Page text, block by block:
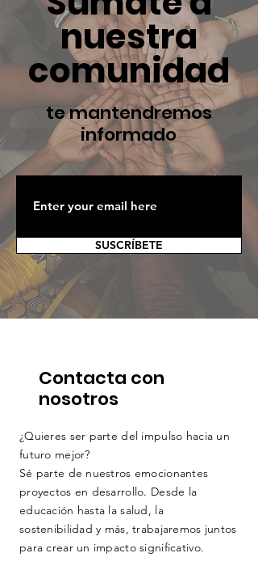
nuestra
comunidad
te mantendremos
informado
SUSCRÍBETE
Contacta con
nosotros
¿Quieres ser parte del impulso hacia un
futuro mejor?
Sé parte de nuestros emocionantes
proyectos en desarrollo. Desde la
educación hasta la salud, la
sostenibilidad y más, trabajaremos juntos
para crear un impacto significativo.